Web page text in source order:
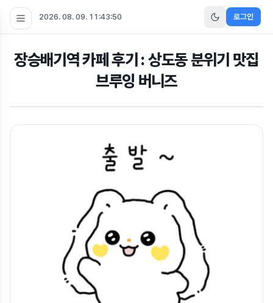
2026. 08. 09. 11:43:50 로그인
장승배기역 카페 후기 : 상도동 분위기 맛집
브루잉 버니즈